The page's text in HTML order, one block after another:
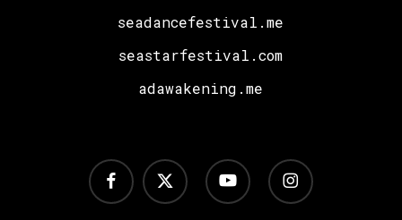
seadancefestival.me
seastarfestival.com
adawakening.me
x-
twitter
facebook youtube instagram